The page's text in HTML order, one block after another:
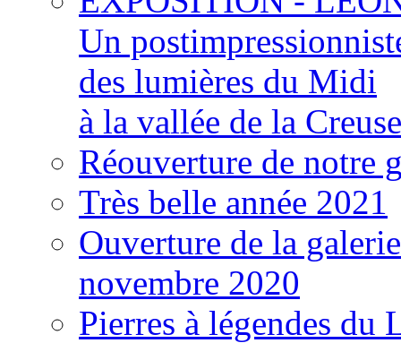
Un
des lumières du Midi
à la vallée de la Creuse
Réouverture de notre
Très belle année 2021
Ouverture de la
novembre 2020
Pierres à légendes du